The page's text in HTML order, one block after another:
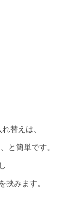
替えは、
と簡単です。
挟みます。